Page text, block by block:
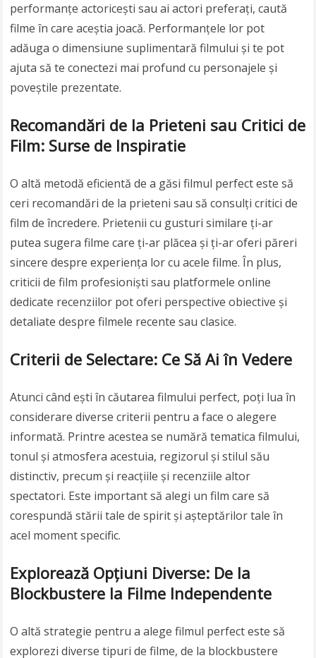
performanțe actoricești sau ai actori preferați, caută
filme în care aceștia joacă. Performanțele lor pot
adăuga o dimensiune suplimentară filmului și te pot
ajuta să te conectezi mai profund cu personajele și
poveștile prezentate.
Recomandări de la Prieteni sau Critici de
Film: Surse de Inspiratie
O altă metodă eficientă de a găsi filmul perfect este să
ceri recomandări de la prieteni sau să consulți critici de
film de încredere. Prietenii cu gusturi similare ți-ar
putea sugera filme care ți-ar plăcea și ți-ar oferi păreri
sincere despre experiența lor cu acele filme. În plus,
criticii de film profesioniști sau platformele online
dedicate recenziilor pot oferi perspective obiective și
detaliate despre filmele recente sau clasice.
Criterii de Selectare: Ce Să Ai în Vedere
Atunci când ești în căutarea filmului perfect, poți lua în
considerare diverse criterii pentru a face o alegere
informată. Printre acestea se numără tematica filmului,
tonul și atmosfera acestuia, regizorul și stilul său
distinctiv, precum și reacțiile și recenziile altor
spectatori. Este important să alegi un film care să
corespundă stării tale de spirit și așteptărilor tale în
acel moment specific.
Explorează Opțiuni Diverse: De la
Blockbustere la Filme Independente
O altă strategie pentru a alege filmul perfect este să
explorezi diverse tipuri de filme, de la blockbustere